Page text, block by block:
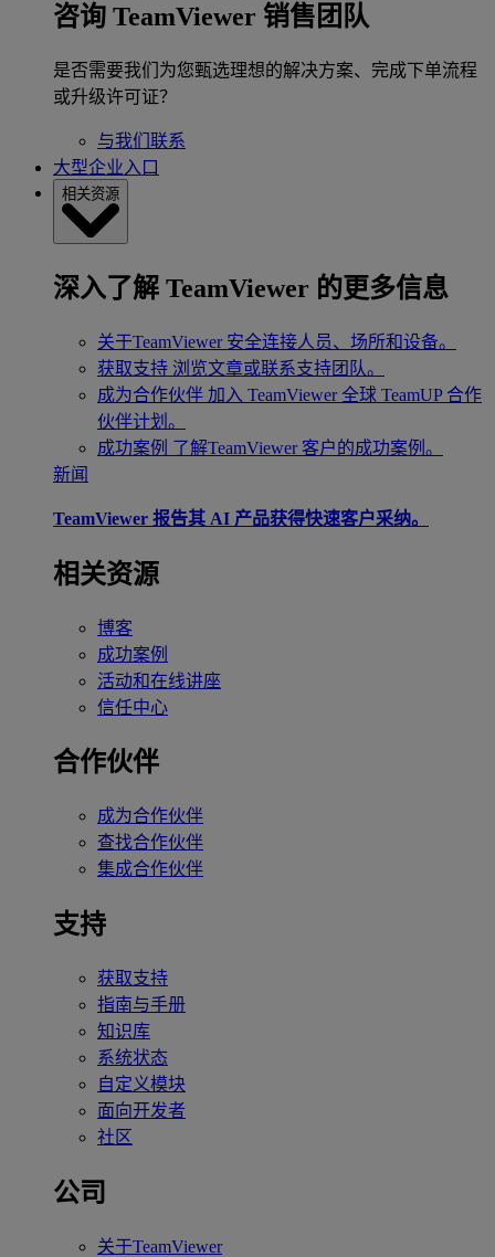
咨询 TeamViewer 销售团队
是否需要我们为您甄选理想的解决方案、完成下单流程
或升级许可证？
与我们联系
大型企业入口
相关资源
深入了解 TeamViewer 的更多信息
关于TeamViewer 安全连接人员、场所和设备。
获取支持 浏览文章或联系支持团队。
成为合作伙伴 加入 TeamViewer 全球 TeamUP 合作
伙伴计划。
成功案例 了解TeamViewer 客户的成功案例。
新闻
TeamViewer 报告其 AI 产品获得快速客户采纳。
相关资源
博客
成功案例
活动和在线讲座
信任中心
合作伙伴
成为合作伙伴
查找合作伙伴
集成合作伙伴
支持
获取支持
指南与手册
知识库
系统状态
自定义模块
面向开发者
社区
公司
关于TeamViewer